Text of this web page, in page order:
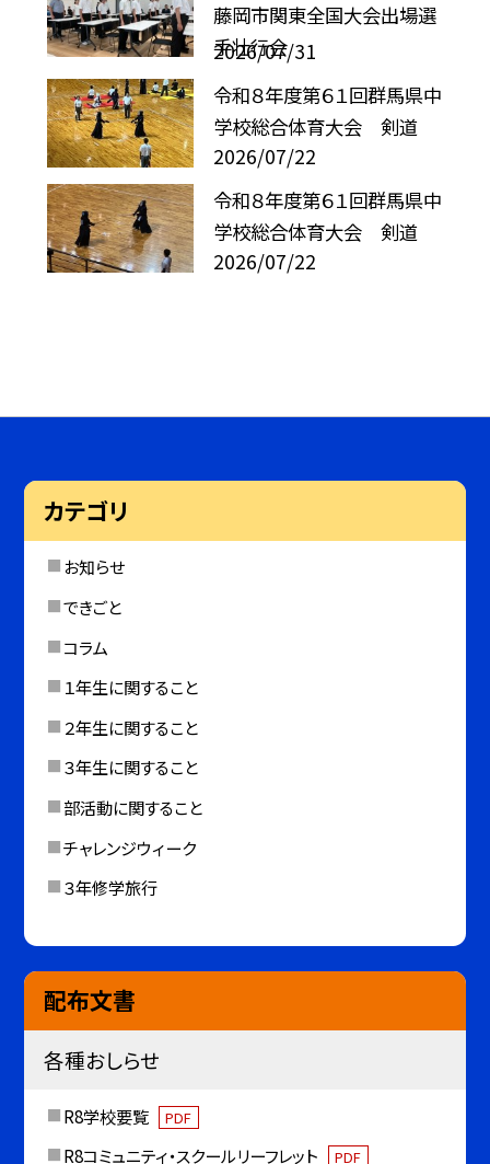
藤岡市関東全国大会出場選
手壮行会
2026/07/31
令和８年度第６１回群馬県中
学校総合体育大会 剣道
2026/07/22
令和８年度第６１回群馬県中
学校総合体育大会 剣道
2026/07/22
カテゴリ
お知らせ
できごと
コラム
１年生に関すること
２年生に関すること
３年生に関すること
部活動に関すること
チャレンジウィーク
３年修学旅行
配布文書
各種おしらせ
R8学校要覧 PDF
R8コミュニティ・スクールリーフレット PDF